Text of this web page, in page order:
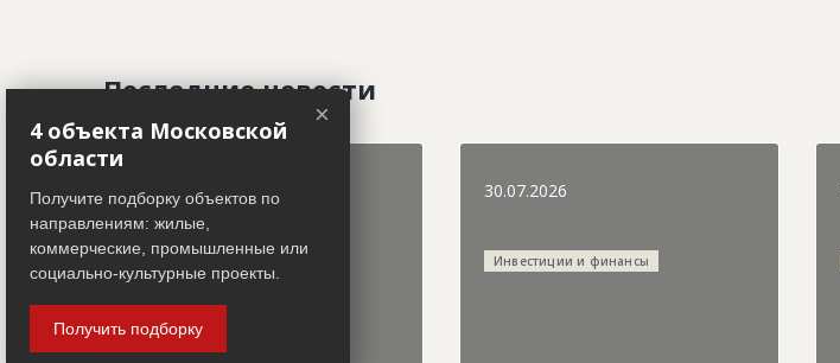
Последние новости
31.07.2026
Городская хроника
30.07.2026
Инвестиции и финансы
×
4 объекта Московской
области
Получите подборку объектов по
направлениям: жилые,
коммерческие, промышленные или
социально-культурные проекты.
Получить подборку